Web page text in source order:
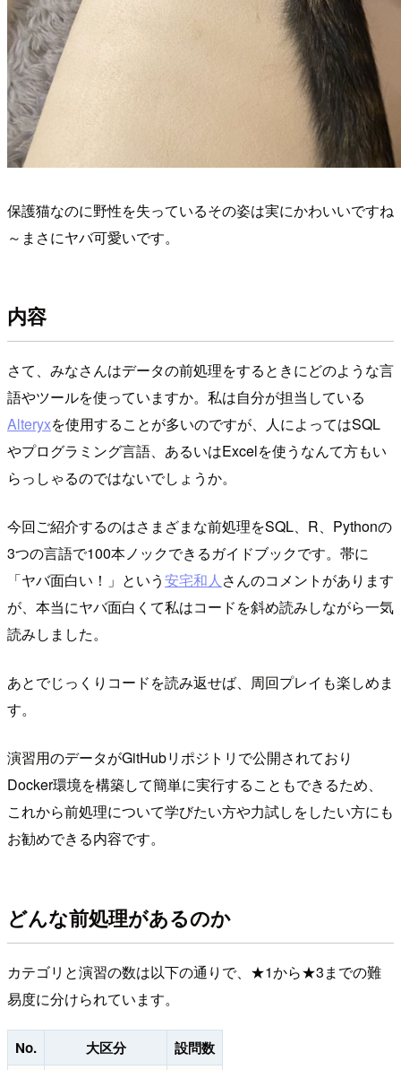
保護猫なのに野性を失っているその姿は実にかわいいですね
～まさにヤバ可愛いです。
内容
さて、みなさんはデータの前処理をするときにどのような言
語やツールを使っていますか。私は自分が担当している
Alteryxを使用することが多いのですが、人によってはSQL
やプログラミング言語、あるいはExcelを使うなんて方もい
らっしゃるのではないでしょうか。
今回ご紹介するのはさまざまな前処理をSQL、R、Pythonの
3つの言語で100本ノックできるガイドブックです。帯に
「ヤバ面白い！」という安宅和人 さんのコメントがあります
が、本当にヤバ面白くて私はコードを斜め読みしながら一気
読みしました。
あとでじっくりコードを読み返せば、周回プレイも楽しめま
す。
演習用のデータがGitHubリポジトリで公開されており
Docker環境を構築して簡単に実行することもできるため、
これから前処理について学びたい方や力試しをしたい方にも
お勧めできる内容です。
どんな前処理があるのか
カテゴリと演習の数は以下の通りで、★1から★3までの難
易度に分けられています。
No. 大区分 設問数